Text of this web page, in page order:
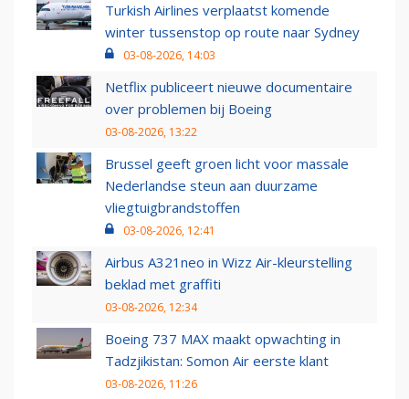
Turkish Airlines verplaatst komende
winter tussenstop op route naar Sydney
03-08-2026, 14:03
Netflix publiceert nieuwe documentaire
over problemen bij Boeing
03-08-2026, 13:22
Brussel geeft groen licht voor massale
Nederlandse steun aan duurzame
vliegtuigbrandstoffen
03-08-2026, 12:41
Airbus A321neo in Wizz Air-kleurstelling
beklad met graffiti
03-08-2026, 12:34
Boeing 737 MAX maakt opwachting in
Tadzjikistan: Somon Air eerste klant
03-08-2026, 11:26